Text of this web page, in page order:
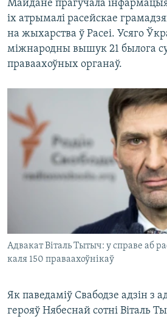
Майдане прагучала
іх атрымалі расейскае
на жыхарства ў Расеі. Усяго
міжнародны вышук 21 былога
праваахоўных органаў.
Адвакат Віталь Тытыч: у справе аб
каля 150 праваахоўнікаў
Як паведаміў Свабодзе адзін з
герояў Нябеснай сотні Віталь